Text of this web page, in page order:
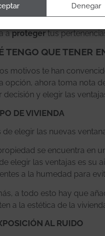
Denegar
solar directa y los rayos
a menudo incluyen
a protegertus
TENGO QUE TENER
motivos te han
opción, ahora toma nota
decisión y elegir las
DE VIVIENDA
de elegir las nuevas
se encuentra en
elegir las ventajas es su
a la humedad para
a todo esto hay que
a la estética de la
AL RUIDO